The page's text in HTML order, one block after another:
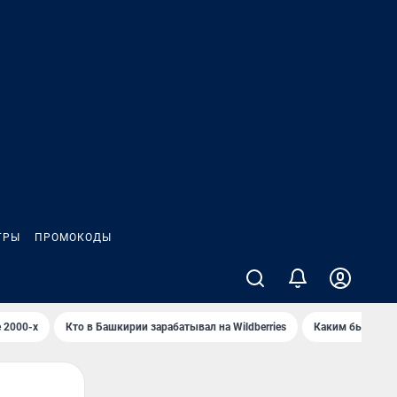
ПРОМОКОДЫ
2000-х Кто в Башкирии зарабатывал на Wildberries Каким было